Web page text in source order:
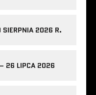
SIERPNIA 2026 R.
26 LIPCA 2026